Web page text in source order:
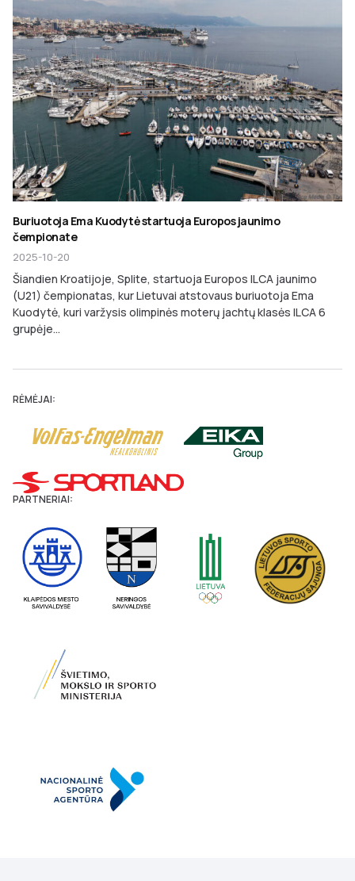
Buriuotoja Ema Kuodytė startuoja Europos jaunimo
čempionate
2025-10-20
Šiandien Kroatijoje, Splite, startuoja Europos ILCA jaunimo
(U21) čempionatas, kur Lietuvai atstovaus buriuotoja Ema
Kuodytė, kuri varžysis olimpinės moterų jachtų klasės ILCA 6
grupėje...
RĖMĖJAI:
PARTNERIAI: